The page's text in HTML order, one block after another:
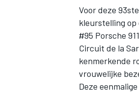
WEC
Voor deze
kleurstelling
#95 Porsche
Circuit de la
kenmerkende
vrouwelijke
Deze